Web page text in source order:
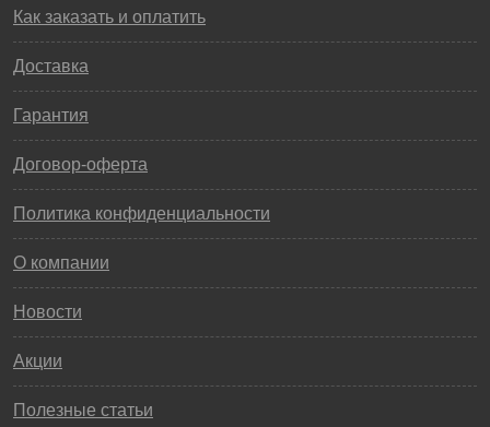
Как заказать и оплатить
Доставка
Гарантия
Договор-оферта
Политика конфиденциальности
О компании
Новости
Акции
Полезные статьи